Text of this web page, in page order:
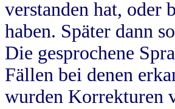
verstanden hat, oder
haben. Später dann
Die gesprochene
Fällen bei denen
wurden Korrekturen